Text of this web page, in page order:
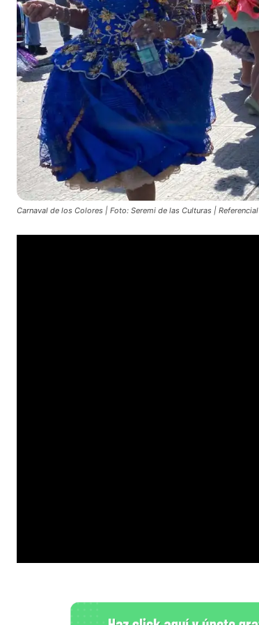
Carnaval de los Colores | Foto: Seremi de las Culturas | Referencial